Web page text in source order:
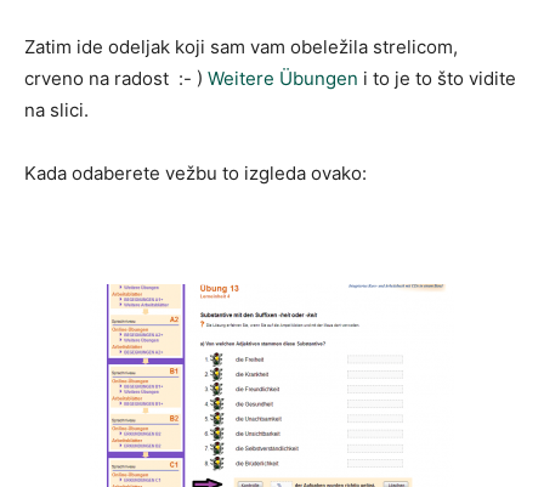
Zatim ide odeljak koji sam vam obeležila strelicom,
crveno na radost :- ) Weitere Übungen i to je to što vidite
na slici.
Kada odaberete vežbu to izgleda ovako: